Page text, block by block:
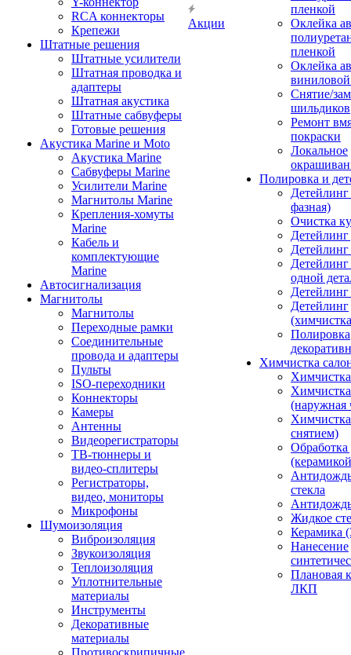
RCA коннекторы
Крепежи
Штатные решения
Штатные усилители
Штатная проводка и
адаптеры
Штатная акустика
Штатные сабвуферы
Готовые решения
Акустика Marine и Moto
Акустика Marine
Сабвуферы Marine
Усилители Marine
Магнитолы Marine
Крепления-хомуты
Marine
Кабель и
комплектующие
Marine
Автосигнализация
Магнитолы
Магнитолы
Переходные рамки
Соединительные
провода и адаптеры
Пульты
ISO-переходники
Коннекторы
Камеры
Антенны
Видеорегистраторы
ТВ-тюннеры и
видео-сплитеры
Регистраторы,
видео, мониторы
Микрофоны
Шумоизоляция
Виброизоляция
Звукоизоляция
Теплоизоляция
Уплотнительные
материалы
Инструменты
Декоративные
материалы
Противоскрипичные
Акции
пленкой
Оклейка
пленкой
Оклейка
Снятие/
шильдиков
Ремонт
покраски
Локальное
Полировка и
фазная)
Очистка
Детейлинг
одной
Детейлинг
Полировка
Химчистка
(наружная
снятием)
Обработка
стекла
Жидкое
Керамика
Нанесение
Плановая
ЛКП